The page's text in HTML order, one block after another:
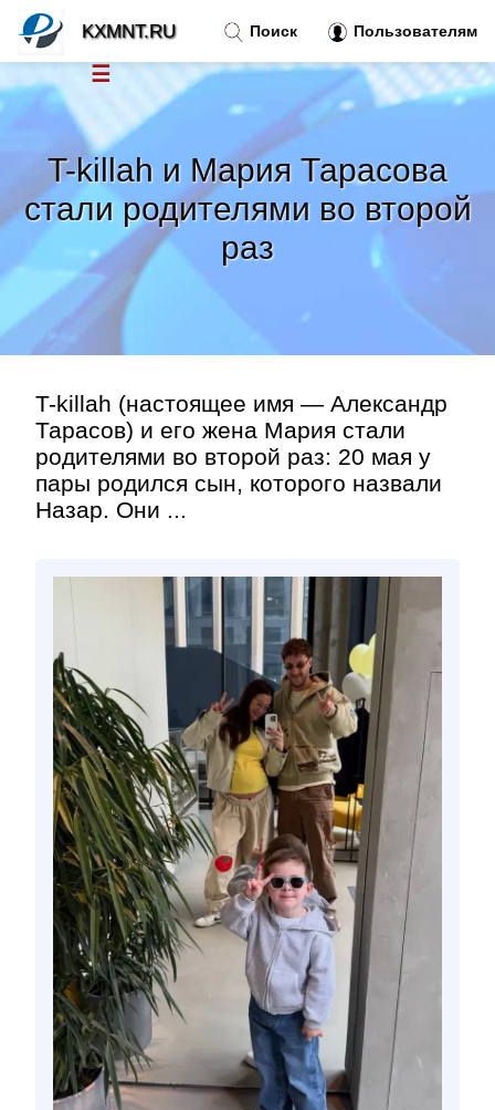
T-killah и Мария Тарасова
стали родителями во второй
раз
T-killah (настоящее имя — Александр
Тарасов) и его жена Мария стали
родителями во второй раз: 20 мая у
пары родился сын, которого назвали
Назар. Они ...
Поиск Пользователям
KXMNT.RU
☰
Новости
Тренды новостей
»
Правила »